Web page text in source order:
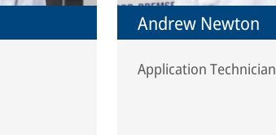
Andrew Newton
Application Technician